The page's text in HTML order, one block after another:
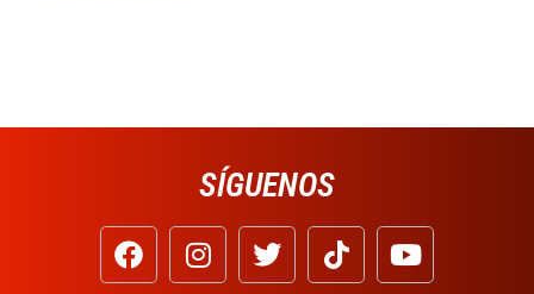
SÍGUENOS